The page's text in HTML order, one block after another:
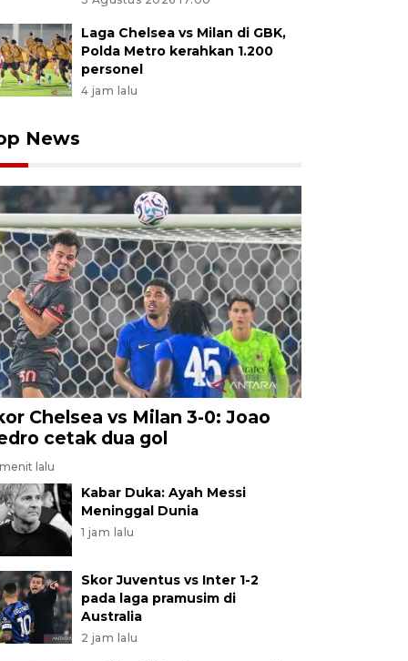
BUMN Rini Soemarno (kiri) didampingi Direktur
Jumat (8/2/2019). Rini Soemarno mengatakan PT
bersubsidi terjamin hingga tiga bulan ke depan,
stok pupuk subsidi Nasional di Lini III dan Lini IV
stok terdiri dari 454.788 Urea, 452.921 ton NPK,
145.682 ton ZA. ANTARA JABAR/Nurul Ramadhan/agr.
Laga Chelsea vs Milan di GBK,
Polda Metro kerahkan 1.200
personel
4 jam lalu
News
Chelsea vs Milan 3-0: Joao
cetak dua gol
lalu
Kabar Duka: Ayah Messi
Meninggal Dunia
1 jam lalu
Skor Juventus vs Inter 1-2
pada laga pramusim di
Australia
2 jam lalu